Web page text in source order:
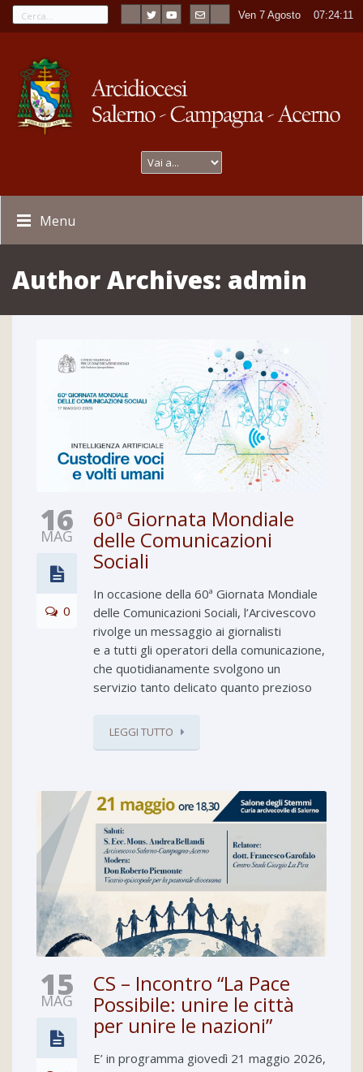
Ven 7 Agosto ----07:24:12
Menu
Author Archives: admin
16
MAG
0
60ª Giornata Mondiale
delle Comunicazioni
Sociali
In occasione della 60ª Giornata Mondiale
delle Comunicazioni Sociali, l’Arcivescovo
rivolge un messaggio ai giornalisti
e a tutti gli operatori della comunicazione,
che quotidianamente svolgono un
servizio tanto delicato quanto prezioso
LEGGI TUTTO
15
MAG
CS – Incontro “La Pace
Possibile: unire le città
per unire le nazioni”
E’ in programma giovedì 21 maggio 2026,